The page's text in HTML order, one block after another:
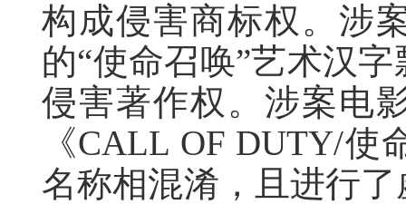
构成侵害商标权。涉
的“使命召唤”艺术汉
侵害著作权。涉案电
《CALL OF DUTY/
名称相混淆，且进行